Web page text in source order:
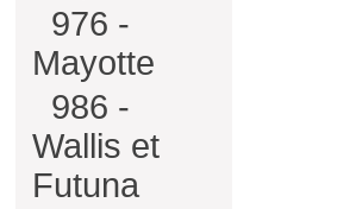
976 -
Mayotte
986 -
Wallis et
Futuna